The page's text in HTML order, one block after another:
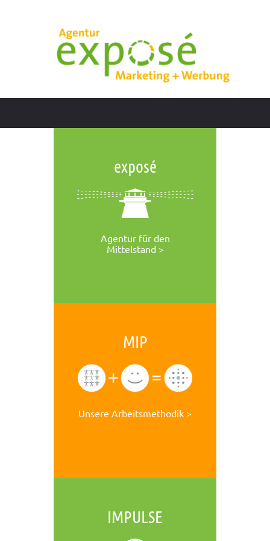
exposé
Agentur für den
Mittelstand >
MIP
Unsere Arbeitsmethodik >
IMPULSE
Mehr über exposé